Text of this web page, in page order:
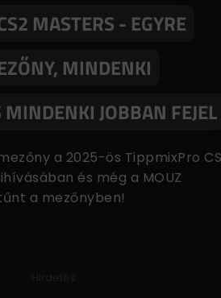
MASTERS - EGYRE
MINDENKI
MINDENKI JOBBAN FEJEL
a 2025-ös TippmixPro
és még a MOUZ
a mezőnyben!